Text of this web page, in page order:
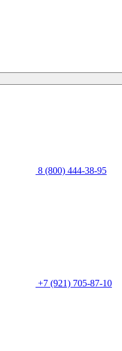
8 (800) 444-38-95
+7 (921) 705-87-10